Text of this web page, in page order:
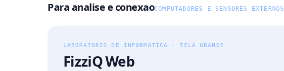
Para analise e conexaoCOMPUTADORES E SENSORES EXTERNOS
LABORATORIO DE INFORMATICA - TELA GRANDE
FizziQ Web